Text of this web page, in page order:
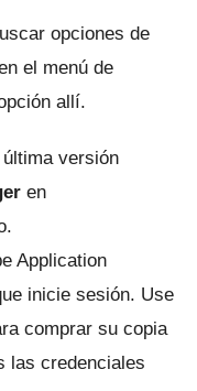
opciones de
el menú de
allí.
versión
en
Application
inicie sesión. Use
comprar su copia
las credenciales